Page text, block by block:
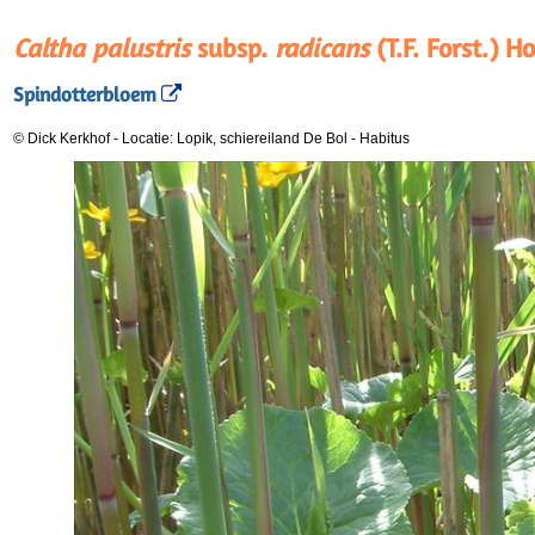
Caltha palustrissubsp. radicans(T.F. Forst.)
Spindotterbloem
© Dick Kerkhof- Locatie: Lopik, schiereiland De Bol - Habitus